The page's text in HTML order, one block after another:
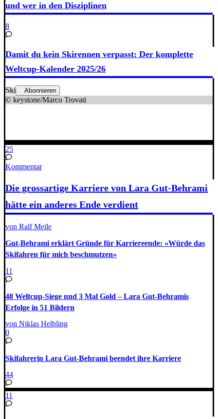
und wer in den Disziplinen
8
Damit du kein Skirennen verpasst: Der komplette
Weltcup-Kalender 2025/26
Ski Abonnieren
© keystone/Marco Trovati
25
Kommentar
Die grossartige Karriere von Lara Gut-Behrami
hätte ein anderes Ende verdient
von Ralf Meile
Gut-Behrami erklärt Gründe für Karriereende: «Würde das
Skifahren für mich beschmutzen»
11
48 Weltcup-Siege und 3 Mal Gold – Lara Gut-Behramis
Erfolge in 51 Bildern
von Niklas Helbling
0
Skifahrerin Lara Gut-Behrami beendet ihre Karriere
44
11